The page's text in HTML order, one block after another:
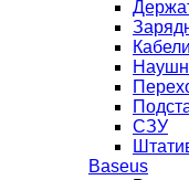
СЗУ
Baseus